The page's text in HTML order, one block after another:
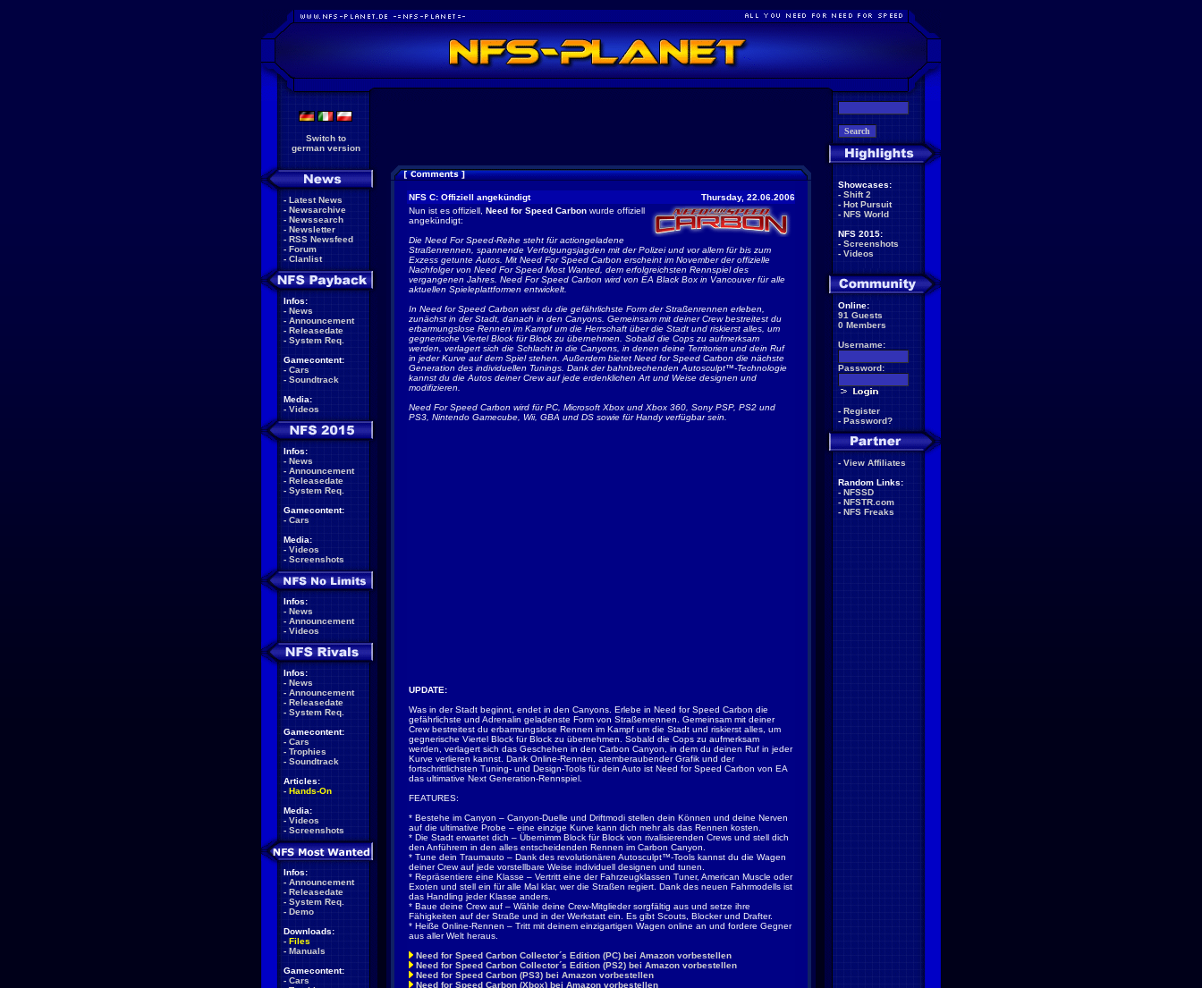
Switch to
german version
- Latest News
- Newsarchive
- Newssearch
- Newsletter
- RSS Newsfeed
- Forum
- Clanlist
Infos:
- News
- Announcement
- Releasedate
- System Req.
Gamecontent:
- Cars
- Soundtrack
Media:
- Videos
Infos:
- News
- Announcement
- Releasedate
- System Req.
Gamecontent:
- Cars
Media:
- Videos
- Screenshots
Infos:
- News
- Announcement
- Videos
Infos:
- News
- Announcement
- Releasedate
- System Req.
Gamecontent:
- Cars
- Trophies
- Soundtrack
Articles:
- Hands-On
Media:
- Videos
- Screenshots
Infos:
- Announcement
- Releasedate
- System Req.
- Demo
Downloads:
- Files
- Manuals
Gamecontent:
- Cars
NFS C: Offiziell angekündigt
Thursday, 22.06.2006
Nun ist es offiziell, Need for Speed Carbon wurde offiziell
angekündigt:
Die Need For Speed-Reihe steht für actiongeladene
Straßenrennen, spannende Verfolgungsjagden mit der Polizei und vor allem für bis zum
Exzess getunte Autos. Mit Need For Speed Carbon erscheint im November der offizielle
Nachfolger von Need For Speed Most Wanted, dem erfolgreichsten Rennspiel des
vergangenen Jahres. Need For Speed Carbon wird von EA Black Box in Vancouver für alle
aktuellen Spieleplattformen entwickelt.
In Need for Speed Carbon wirst du die gefährlichste Form der Straßenrennen erleben,
zunächst in der Stadt, danach in den Canyons. Gemeinsam mit deiner Crew bestreitest du
erbarmungslose Rennen im Kampf um die Herrschaft über die Stadt und riskierst alles, um
gegnerische Viertel Block für Block zu übernehmen. Sobald die Cops zu aufmerksam
werden, verlagert sich die Schlacht in die Canyons, in denen deine Territorien und dein Ruf
in jeder Kurve auf dem Spiel stehen. Außerdem bietet Need for Speed Carbon die nächste
Generation des individuellen Tunings. Dank der bahnbrechenden Autosculpt™-Technologie
kannst du die Autos deiner Crew auf jede erdenklichen Art und Weise designen und
modifizieren.
Need For Speed Carbon wird für PC, Microsoft Xbox und Xbox 360, Sony PSP, PS2 und
PS3, Nintendo Gamecube, Wii, GBA und DS sowie für Handy verfügbar sein.
UPDATE:
Was in der Stadt beginnt, endet in den Canyons. Erlebe in Need for Speed Carbon die
gefährlichste und Adrenalin geladenste Form von Straßenrennen. Gemeinsam mit deiner
Crew bestreitest du erbarmungslose Rennen im Kampf um die Stadt und riskierst alles, um
gegnerische Viertel Block für Block zu übernehmen. Sobald die Cops zu aufmerksam
werden, verlagert sich das Geschehen in den Carbon Canyon, in dem du deinen Ruf in jeder
Kurve verlieren kannst. Dank Online-Rennen, atemberaubender Grafik und der
fortschrittlichsten Tuning- und Design-Tools für dein Auto ist Need for Speed Carbon von EA
das ultimative Next Generation-Rennspiel.
FEATURES:
* Bestehe im Canyon – Canyon-Duelle und Driftmodi stellen dein Können und deine Nerven
auf die ultimative Probe – eine einzige Kurve kann dich mehr als das Rennen kosten.
* Die Stadt erwartet dich – Übernimm Block für Block von rivalisierenden Crews und stell dich
den Anführern in den alles entscheidenden Rennen im Carbon Canyon.
* Tune dein Traumauto – Dank des revolutionären Autosculpt™-Tools kannst du die Wagen
deiner Crew auf jede vorstellbare Weise individuell designen und tunen.
* Repräsentiere eine Klasse – Vertritt eine der Fahrzeugklassen Tuner, American Muscle oder
Exoten und stell ein für alle Mal klar, wer die Straßen regiert. Dank des neuen Fahrmodells ist
das Handling jeder Klasse anders.
* Baue deine Crew auf – Wähle deine Crew-Mitglieder sorgfältig aus und setze ihre
Fähigkeiten auf der Straße und in der Werkstatt ein. Es gibt Scouts, Blocker und Drafter.
* Heiße Online-Rennen – Tritt mit deinem einzigartigen Wagen online an und fordere Gegner
aus aller Welt heraus.
Need for Speed Carbon Collector´s Edition (PC) bei Amazon vorbestellen
Need for Speed Carbon Collector´s Edition (PS2) bei Amazon vorbestellen
Need for Speed Carbon (PS3) bei Amazon vorbestellen
Need for Speed Carbon (Xbox) bei Amazon vorbestellen
Showcases:
- Shift 2
- Hot Pursuit
- NFS World
NFS 2015:
- Screenshots
- Videos
Online:
91 Guests
0 Members
Username:
Password:
- Register
- Password?
- View Affiliates
Random Links:
- NFSSD
- NFSTR.com
- NFS Freaks